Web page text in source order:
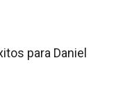
para Daniel